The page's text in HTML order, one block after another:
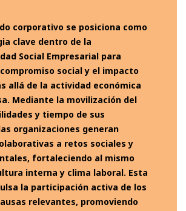
corporativo se posiciona como
clave dentro de la
Social Empresarial para
social y el impacto
allá de la actividad económica
Mediante la movilización del
y tiempo de sus
organizaciones generan
a retos sociales y
fortaleciendo al mismo
interna y clima laboral. Esta
la participación activa de los
relevantes, promoviendo